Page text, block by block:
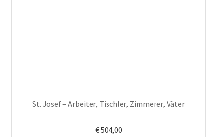
St. Josef – Arbeiter, Tischler, Zimmerer, Väter
€504,00